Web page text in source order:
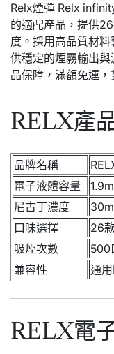
Relx煙彈 Relx
的適配產品，提供
度。採用高品質材
供穩定的煙霧輸出
品保障，滿額免運
RELX產
品牌名稱
電子液體容量
尼古丁濃度
口味選擇
26
吸煙次數
500
兼容性
通
RELX電